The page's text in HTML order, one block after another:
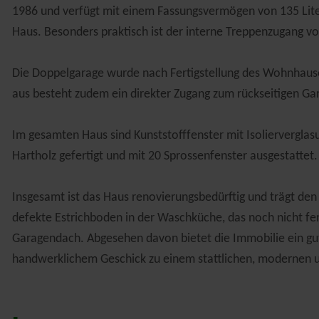
1986 und verfügt mit einem Fassungsvermögen von 135
Haus. Besonders praktisch ist der interne Treppenzugang
Die Doppelgarage wurde nach Fertigstellung des
aus besteht zudem ein direkter Zugang zum rückseitigen
Im gesamten Haus sind Kunststofffenster mit
Hartholz gefertigt und mit 20 Sprossenfenster ausgestattet.
Insgesamt ist das Haus renovierungsbedürftig und trägt
defekte Estrichboden in der Waschküche, das noch nicht
Garagendach. Abgesehen davon bietet die Immobilie ein
handwerklichem Geschick zu einem stattlichen, modernen